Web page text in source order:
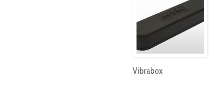
Vibrabox